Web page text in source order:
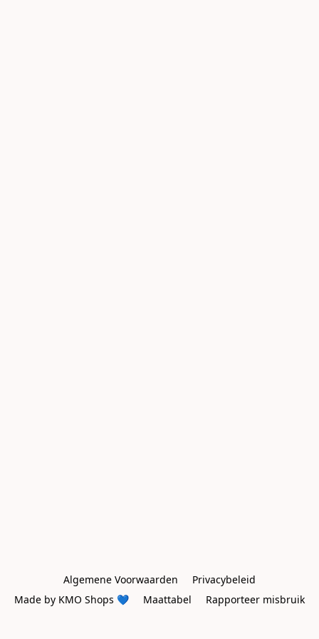
Algemene Voorwaarden
Privacybeleid
Made by KMO Shops 💙
Maattabel Rapporteer misbruik